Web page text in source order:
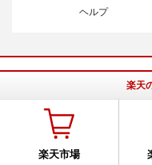
ヘルプ
楽天
楽天市場